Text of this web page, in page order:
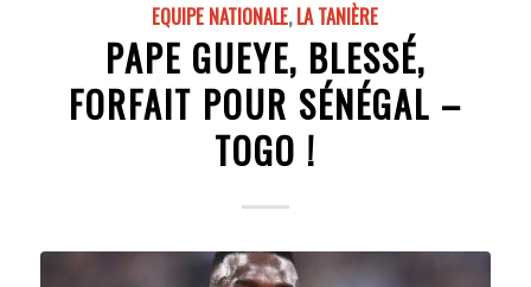
EQUIPE NATIONALE,LA TANIÈRE
PAPE GUEYE, BLESSÉ,
FORFAIT POUR SÉNÉGAL –
TOGO !